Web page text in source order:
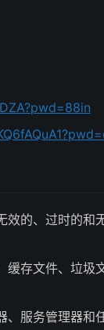
的、过时的和
存文件、垃圾
服务管理器和